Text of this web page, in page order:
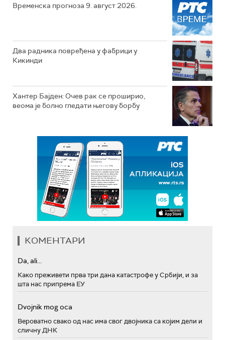
Временска прогноза 9. август 2026.
Два радника повређена у фабрици у
Кикинди
Хантер Бајден: Очев рак се проширио,
веома је болно гледати његову борбу
КОМЕНТАРИ
Da, ali...
Како преживети прва три дана катастрофе у Србији, и за
шта нас припрема ЕУ
Dvojnik mog oca
Вероватно свако од нас има свог двојника са којим дели и
сличну ДНК